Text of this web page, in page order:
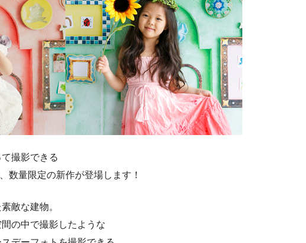
撮影できる
数量限定の新作が登場します！
敵な建物。
の中で撮影したような